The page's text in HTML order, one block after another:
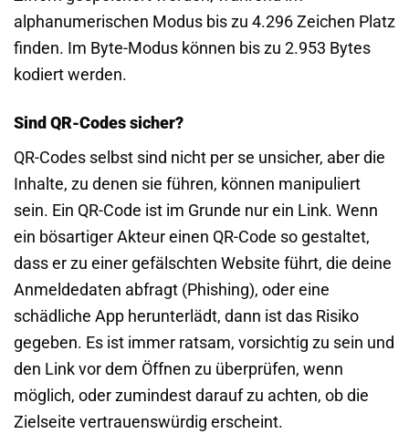
alphanumerischen Modus bis zu 4.296 Zeichen Platz
finden. Im Byte-Modus können bis zu 2.953 Bytes
kodiert werden.
Sind QR-Codes sicher?
QR-Codes selbst sind nicht per se unsicher, aber die
Inhalte, zu denen sie führen, können manipuliert
sein. Ein QR-Code ist im Grunde nur ein Link. Wenn
ein bösartiger Akteur einen QR-Code so gestaltet,
dass er zu einer gefälschten Website führt, die deine
Anmeldedaten abfragt (Phishing), oder eine
schädliche App herunterlädt, dann ist das Risiko
gegeben. Es ist immer ratsam, vorsichtig zu sein und
den Link vor dem Öffnen zu überprüfen, wenn
möglich, oder zumindest darauf zu achten, ob die
Zielseite vertrauenswürdig erscheint.